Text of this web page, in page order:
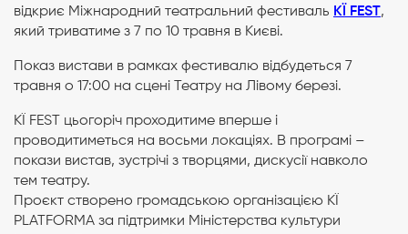
відкриє Міжнародний театральний фестиваль KЇ FEST,
який триватиме з 7 по 10 травня в Києві.
Показ вистави в рамках фестивалю відбудеться 7
травня о 17:00 на сцені Театру на Лівому березі.
KЇ FEST цьогоріч проходитиме вперше і
проводитиметься на восьми локаціях. В програмі –
покази вистав, зустрічі з творцями, дискусії навколо
тем театру.
Проєкт створено громадською організацією КЇ
PLATFORMA за підтримки Міністерства культури